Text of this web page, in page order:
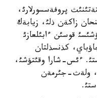
پروفةسسورلارئ،
زاكةن ذلئ، زيابةك
قوسئن ءابئلعازئ
كذنسذلتان
ءئس-شارا وقئتؤشئ،
ولةث-جئرمةن